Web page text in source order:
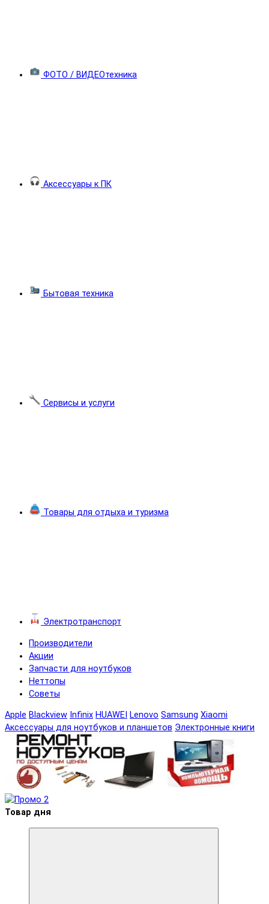
ФОТО / ВИДЕОтехника
Аксессуары к ПК
Бытовая техника
Сервисы и услуги
Товары для отдыха и туризма
Электротранспорт
Производители
Акции
Запчасти для ноутбуков
Неттопы
Советы
Apple Blackview Infinix HUAWEI Lenovo Samsung Xiaomi
Аксессуары для ноутбуков и планшетов Электронные книги
Товар дня